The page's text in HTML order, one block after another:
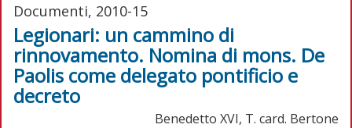
Documenti, 2010-15
Legionari: un cammino di
rinnovamento. Nomina di mons. De
Paolis come delegato pontificio e
decreto
Benedetto XVI, T. card. Bertone